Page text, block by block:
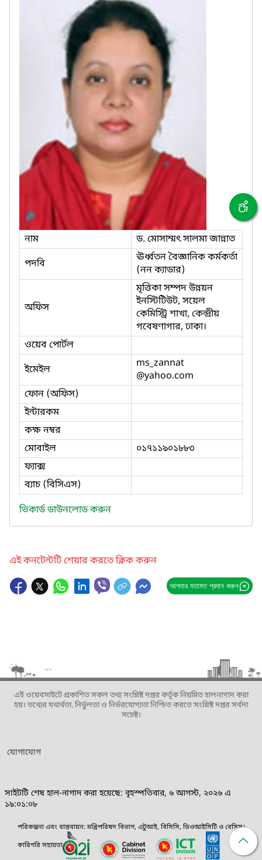
নাম
ড. মোসাম্মৎ সালমা জান্নাত
পদবি
ঊর্ধ্বতন বৈজ্ঞানিক কর্মকর্তা
(নন ক্যাডার)
অফিস
মৃত্তিকা সম্পদ উন্নয়ন
ইনস্টিটিউট, সয়েল
কেমিস্ট্রি শাখা, কেন্দ্রীয়
গবেষণাগার, ঢাকা।
ওয়েব পোর্টল
ইমেইল
ms_zannat
@yahoo.com
ফোন (অফিস)
ইন্টারকম
কক্ষ নম্বর
মোবাইল
০১৭১১৯০১৮৮৩
ফ্যাক্স
ব্যাচ (বিসিএস)
ভিকার্ড ডাউনলোড করুন
এই কনটেন্টটি শেয়ার করতে ক্লিক করুন
আপনার মতামত প্রদান করুন
এই ওয়েবসাইটে প্রকাশিত সকল তথ্য সংশ্লিষ্ট দপ্তর কর্তৃক নিয়মিত হালনাগাদ করা
হয়। তথ্যের যথার্থতা, নির্ভুলতা ও নির্ভরযোগ্যতা নিশ্চিত করতে সংশ্লিষ্ট দপ্তর সর্বদা
সচেষ্ট।
যোগাযোগ
সাইটটি শেষ হাল-নাগাদ করা হয়েছে: বৃহস্পতিবার, ৬ আগস্ট, ২০২৬ এ
১৯:০১:০৮
পরিকল্পনা এবং বাস্তবায়ন: মন্ত্রিপরিষদ বিভাগ, এটুআই, বিসিসি, ডিওআইসিটি ও বেসিস।
কারিগরি সহায়তা